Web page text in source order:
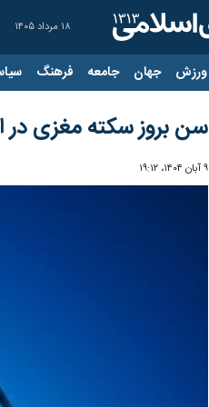
۱۸ مرداد ۱۴۰۵
ورزش جهان جامعه فرهنگ
سن بروز سکته مغزی در ایران ۱۰ سال کمتر از
۹ آبان ۱۴۰۴، ۱۹:۱۲